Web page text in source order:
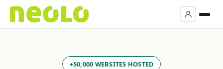
+50,000 WEBSITES HOSTED